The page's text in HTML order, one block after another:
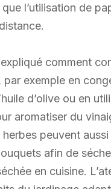
l’utilisation de
comment
par exemple en
d’olive ou en
aromatiser du
peuvent
afin de
en cuisine.